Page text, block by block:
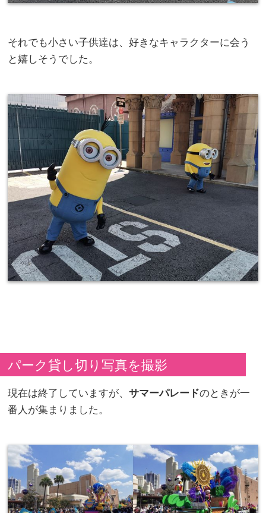
それでも小さい子供達は、好きなキャラクターに会う
と嬉しそうでした。
パーク貸し切り写真を撮影
現在は終了していますが、サマーパレードのときが一
番人が集まりました。